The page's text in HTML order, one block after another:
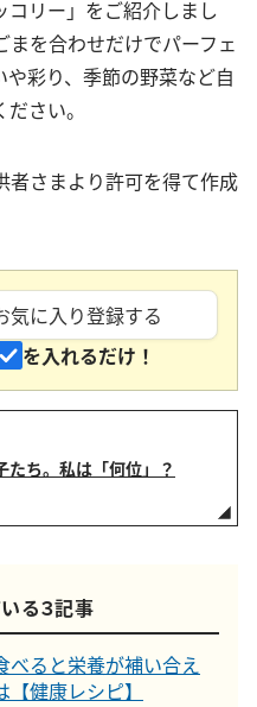
リー」をご紹介しまし
を合わせだけでパーフェ
彩り、季節の野菜など自
さい。
さまより許可を得て作成
気に入り登録する
を入れるだけ！
たち。私は「何位」？
る３記事
べると栄養が補い合え
健康レシピ】